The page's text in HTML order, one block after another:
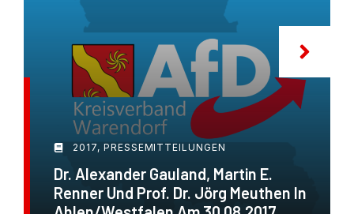
2017, PRESSEMITTEILUNGEN
Dr. Alexander Gauland, Martin E.
Renner Und Prof. Dr. Jörg Meuthen In